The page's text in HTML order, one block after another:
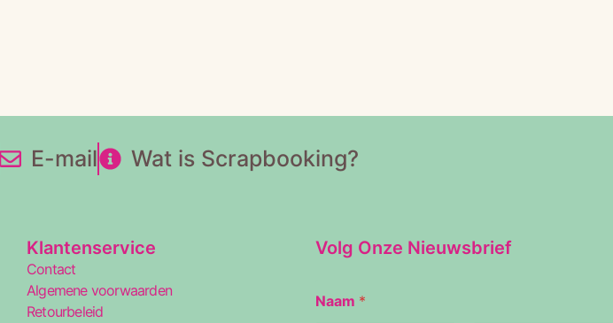
E-mail Wat is Scrapbooking?
Klantenservice
Contact
Algemene voorwaarden
Retourbeleid
Volg Onze Nieuwsbrief
Naam *